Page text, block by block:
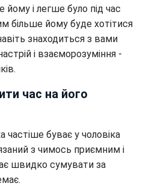
і легше було під час
більше йому буде хотітися
знаходиться з вами
і взаєморозуміння -
час на його
частіше буває у чоловіка
з чимось приємним і
швидко сумувати за